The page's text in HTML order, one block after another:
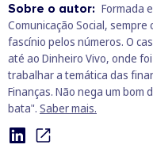
Sobre o autor: Formada
Comunicação Social,
fascínio pelos números. O
até ao Dinheiro Vivo, onde
trabalhar a temática das
Finanças. Não nega um bom
bata". Saber mais.